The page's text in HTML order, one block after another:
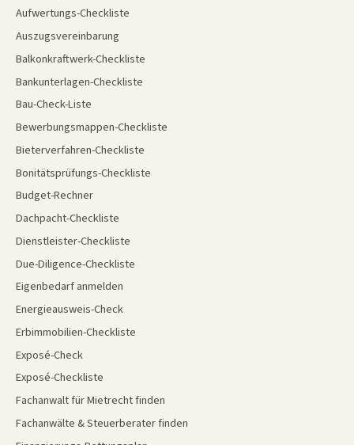
Aufwertungs-Checkliste
Auszugsvereinbarung
Balkonkraftwerk-Checkliste
Bankunterlagen-Checkliste
Bau-Check-Liste
Bewerbungsmappen-Checkliste
Bieterverfahren-Checkliste
Bonitätsprüfungs-Checkliste
Budget-Rechner
Dachpacht-Checkliste
Dienstleister-Checkliste
Due-Diligence-Checkliste
Eigenbedarf anmelden
Energieausweis-Check
Erbimmobilien-Checkliste
Exposé-Check
Exposé-Checkliste
Fachanwalt für Mietrecht finden
Fachanwälte & Steuerberater finden